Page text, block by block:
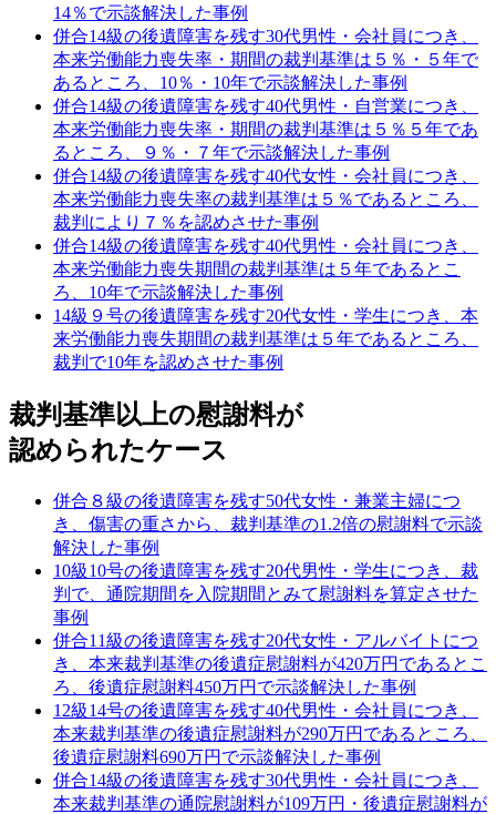
14％で示談解決した事例
併合14級の後遺障害を残す30代男性・会社員につき、
本来労働能力喪失率・期間の裁判基準は５％・５年で
あるところ、10％・10年で示談解決した事例
併合14級の後遺障害を残す40代男性・自営業につき、
本来労働能力喪失率・期間の裁判基準は５％５年であ
るところ、９％・７年で示談解決した事例
併合14級の後遺障害を残す40代女性・会社員につき、
本来労働能力喪失率の裁判基準は５％であるところ、
裁判により７％を認めさせた事例
併合14級の後遺障害を残す40代男性・会社員につき、
本来労働能力喪失期間の裁判基準は５年であるとこ
ろ、10年で示談解決した事例
14級９号の後遺障害を残す20代女性・学生につき、本
来労働能力喪失期間の裁判基準は５年であるところ、
裁判で10年を認めさせた事例
裁判基準以上の慰謝料が
認められたケース
併合８級の後遺障害を残す50代女性・兼業主婦につ
き、傷害の重さから、裁判基準の1.2倍の慰謝料で示談
解決した事例
10級10号の後遺障害を残す20代男性・学生につき、裁
判で、通院期間を入院期間とみて慰謝料を算定させた
事例
併合11級の後遺障害を残す20代女性・アルバイトにつ
き、本来裁判基準の後遺症慰謝料が420万円であるとこ
ろ、後遺症慰謝料450万円で示談解決した事例
12級14号の後遺障害を残す40代男性・会社員につき、
本来裁判基準の後遺症慰謝料が290万円であるところ、
後遺症慰謝料690万円で示談解決した事例
併合14級の後遺障害を残す30代男性・会社員につき、
本来裁判基準の通院慰謝料が109万円・後遺症慰謝料が